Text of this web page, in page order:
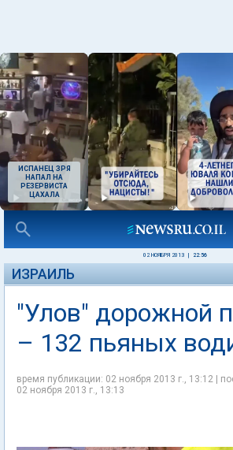
ИСПАНЕЦ ЗРЯ
НАПАЛ НА
РЕЗЕРВИСТА
ЦАХАЛА
02 НОЯБРЯ 2013 22:56
ИЗРАИЛЬ
"Улов" дорожной
– 132 пьяных
время публикации: 02 ноября 2013 г., 13:12 |
02 ноября 2013 г., 13:13